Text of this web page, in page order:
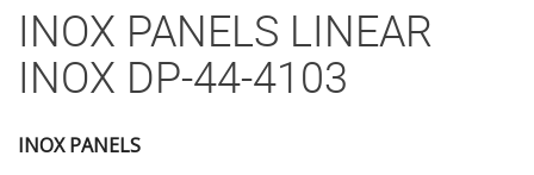
INOX PANELS LINEAR
INOX DP-44-4103
INOX PANELS